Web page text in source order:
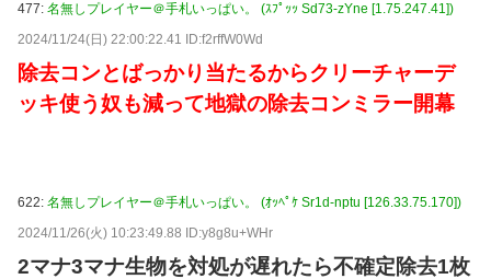
477: 名無しプレイヤー＠手札いっぱい。 (ｽﾌﾟｯｯ Sd73-zYne [1.75.247.41])
2024/11/24(日) 22:00:22.41 ID:f2rffW0Wd
除去コンとばっかり当たるからクリーチャーデ
ッキ使う奴も減って地獄の除去コンミラー開幕
622: 名無しプレイヤー＠手札いっぱい。 (ｵｯﾍﾟｹ Sr1d-nptu [126.33.75.170])
2024/11/26(火) 10:23:49.88 ID:y8g8u+WHr
2マナ3マナ生物を対処が遅れたら不確定除去1枚